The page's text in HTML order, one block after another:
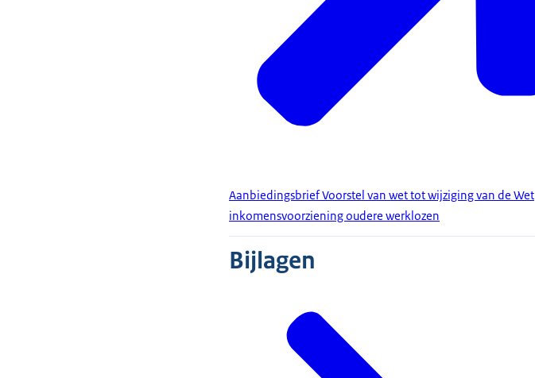
Aanbiedingsbrief Voorstel van wet tot wijziging van de Wet
inkomensvoorziening oudere werklozen
Bijlagen